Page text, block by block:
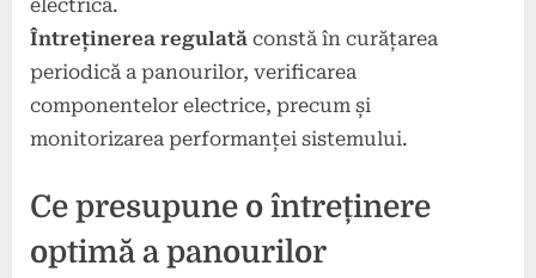
electrică.
Întreținerea regulată constă în curățarea
periodică a panourilor, verificarea
componentelor electrice, precum și
monitorizarea performanței sistemului.
Ce presupune o întreținere
optimă a panourilor